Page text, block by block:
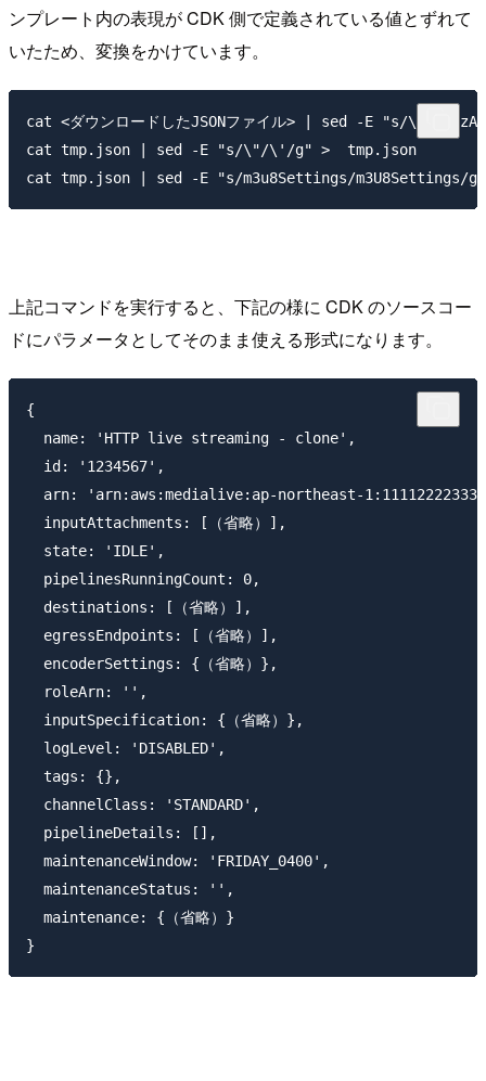
ンプレート内の表現が CDK 側で定義されている値とずれて
いたため、変換をかけています。
cat <ダウンロードしたJSONファイル> | sed -E "s/
cat tmp.json | sed -E "s/\"/\'/g" >  tmp.json
上記コマンドを実行すると、下記の様に CDK のソースコー
ドにパラメータとしてそのまま使える形式になります。
{
  name: 'HTTP live streaming - clone',
  id: '1234567',
arn: 'arn:aws:medialive:ap-northeast-
  inputAttachments: [（省略）],
  state: 'IDLE',
  pipelinesRunningCount: 0,
  destinations: [（省略）],
  egressEndpoints: [（省略）],
  encoderSettings: {（省略）},
  roleArn: '',
  inputSpecification: {（省略）},
  logLevel: 'DISABLED',
  tags: {},
  channelClass: 'STANDARD',
  pipelineDetails: [],
  maintenanceWindow: 'FRIDAY_0400',
  maintenanceStatus: '',
  maintenance: {（省略）}